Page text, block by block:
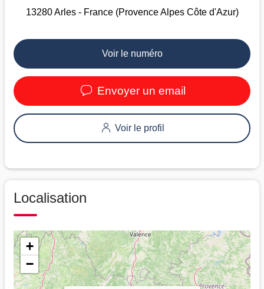
13280 Arles - France (Provence Alpes Côte d'Azur)
Voir le numéro
Envoyer un email
Voir le profil
Localisation
+
−